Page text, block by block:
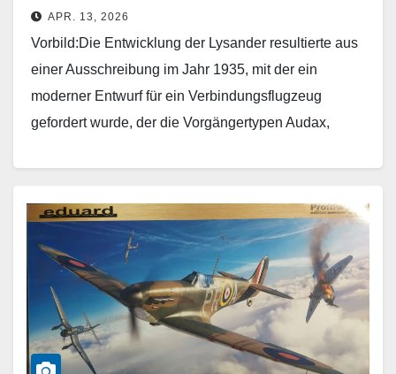
APR. 13, 2026
Vorbild:Die Entwicklung der Lysander resultierte aus
einer Ausschreibung im Jahr 1935, mit der ein
moderner Entwurf für ein Verbindungsflugzeug
gefordert wurde, der die Vorgängertypen Audax,